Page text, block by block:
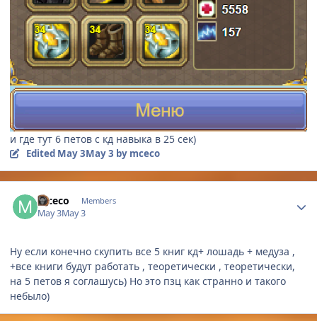
и где тут 6 петов с кд навыка в 25 сек)
Edited May 3May 3 by mceco
mceco Members
May 3May 3
Ну если конечно скупить все 5 книг кд+ лошадь + медуза ,
+все книги будут работать , теоретически , теоретически,
на 5 петов я соглашусь) Но это пзц как странно и такого
небыло)